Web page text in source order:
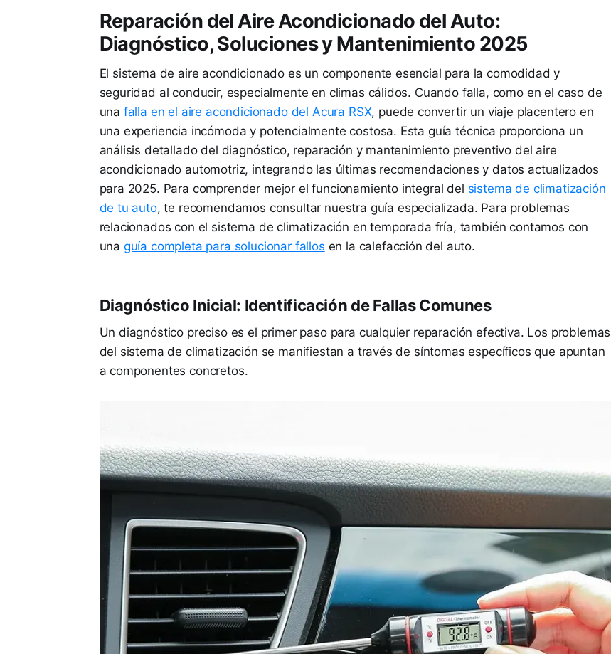
Reparación del Aire Acondicionado del Auto:
Diagnóstico, Soluciones y Mantenimiento 2025
El sistema de aire acondicionado es un componente esencial para la comodidad y
seguridad al conducir, especialmente en climas cálidos. Cuando falla, como en el caso de
una falla en el aire acondicionado del Acura RSX, puede convertir un viaje placentero en
una experiencia incómoda y potencialmente costosa. Esta guía técnica proporciona un
análisis detallado del diagnóstico, reparación y mantenimiento preventivo del aire
acondicionado automotriz, integrando las últimas recomendaciones y datos actualizados
para 2025. Para comprender mejor el funcionamiento integral del sistema de climatización
de tu auto, te recomendamos consultar nuestra guía especializada. Para problemas
relacionados con el sistema de climatización en temporada fría, también contamos con
una guía completa para solucionar fallos en la calefacción del auto.
Diagnóstico Inicial: Identificación de Fallas Comunes
Un diagnóstico preciso es el primer paso para cualquier reparación efectiva. Los problemas
del sistema de climatización se manifiestan a través de síntomas específicos que apuntan
a componentes concretos.